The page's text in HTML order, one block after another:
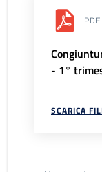
PDF
- 1°
SCARICA